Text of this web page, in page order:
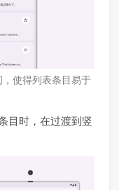
使得列表条目易于
目时，在过渡到竖